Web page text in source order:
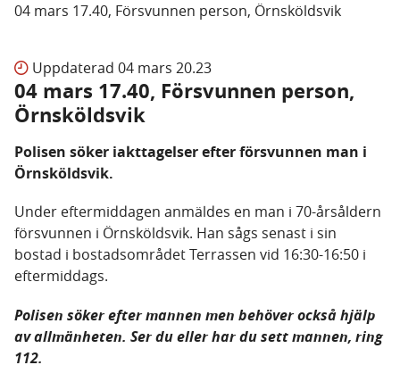
04 mars 17.40, Försvunnen person, Örnsköldsvik
Uppdaterad 04 mars 20.23
04 mars 17.40, Försvunnen person,
Örnsköldsvik
Polisen söker iakttagelser efter försvunnen man i
Örnsköldsvik.
Under eftermiddagen anmäldes en man i 70-årsåldern
försvunnen i Örnsköldsvik. Han sågs senast i sin
bostad i bostadsområdet Terrassen vid 16:30-16:50 i
eftermiddags.
Polisen söker efter mannen men behöver också hjälp
av allmänheten. Ser du eller har du sett mannen, ring
112.